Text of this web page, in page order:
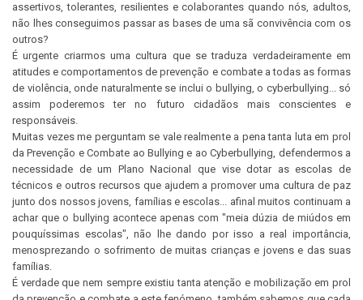
assertivos, tolerantes, resilientes e colaborantes quando nós, adultos,
não lhes conseguimos passar as bases de uma sã convivência com os
outros?
É urgente criarmos uma cultura que se traduza verdadeiramente em
atitudes e comportamentos de prevenção e combate a todas as formas
de violência, onde naturalmente se inclui o bullying, o cyberbullying... só
assim poderemos ter no futuro cidadãos mais conscientes e
responsáveis.
Muitas vezes me perguntam se vale realmente a pena tanta luta em prol
da Prevenção e Combate ao Bullying e ao Cyberbullying, defendermos a
necessidade de um Plano Nacional que vise dotar as escolas de
técnicos e outros recursos que ajudem a promover uma cultura de paz
junto dos nossos jovens, famílias e escolas... afinal muitos continuam a
achar que o bullying acontece apenas com "meia dúzia de miúdos em
pouquíssimas escolas", não lhe dando por isso a real importância,
menosprezando o sofrimento de muitas crianças e jovens e das suas
famílias.
É verdade que nem sempre existiu tanta atenção e mobilização em prol